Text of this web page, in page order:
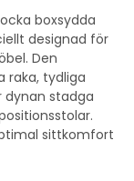
boxsydda
designad för
Den
raka, tydliga
stadga
sittkomfort